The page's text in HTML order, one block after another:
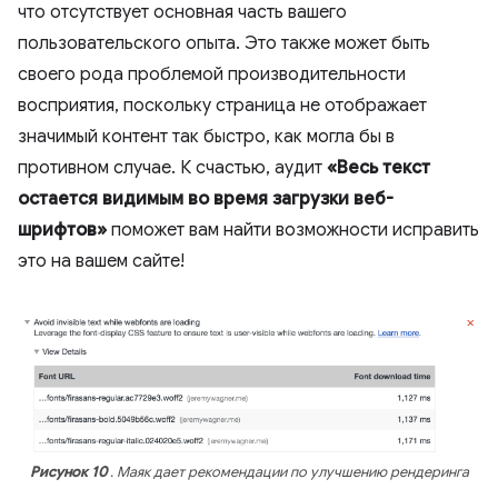
что отсутствует основная часть вашего
пользовательского опыта. Это также может быть
своего рода проблемой производительности
восприятия, поскольку страница не отображает
значимый контент так быстро, как могла бы в
противном случае. К счастью, аудит «Весь текст
остается видимым во время загрузки веб-
шрифтов» поможет вам найти возможности исправить
это на вашем сайте!
Рисунок 10. Маяк дает рекомендации по улучшению рендеринга